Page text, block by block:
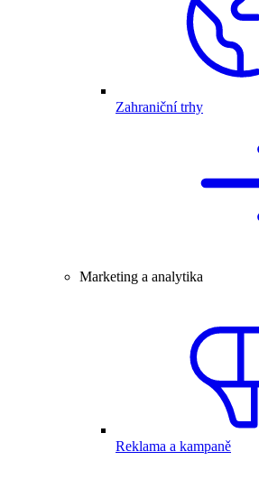
Zahraniční trhy
Marketing a analytika
Reklama a kampaně